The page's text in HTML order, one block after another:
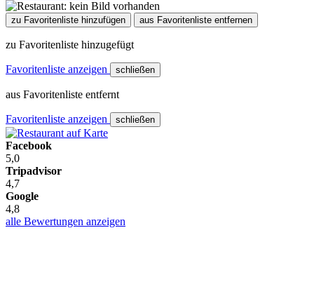
zu Favoritenliste hinzufügen aus Favoritenliste entfernen
zu Favoritenliste hinzugefügt
Favoritenliste anzeigen schließen
aus Favoritenliste entfernt
Favoritenliste anzeigen schließen
Facebook
5,0
Tripadvisor
4,7
Google
4,8
alle Bewertungen anzeigen